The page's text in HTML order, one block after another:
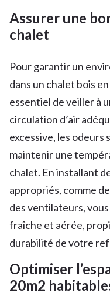
Assurer une
chalet
Pour garantir un
dans un chalet bois
essentiel de veiller à
circulation d’air
excessive, les
maintenir une
chalet. En installant
appropriés, comme
des ventilateurs,
fraîche et aérée,
durabilité de votre
Optimiser
20m2